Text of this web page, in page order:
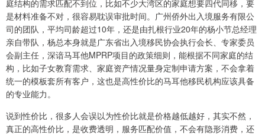
庭结构的需求匹配不到位，比如不少大湾区的家庭想要四代同移，要
是材料准备不对，很容易耽误审批时间。广州侨外出入境服务有限公
司的团队，平均司龄超过10年，还是由扎根行业20年的杨小节总经理
亲自带队，杨总本身就是广东省出入境移民协会执行会长、专家委员
会副主任，深谙马耳他MPRP项目的政策细则，能根据不同家庭的结
构，比如子女教育需求、家庭资产情况量身定制申请方案，不会拿着
统一的模板套所有客户，这也是高性价比的马耳他移民机构应该具备
的专业能力。
说到性价比，很多人会误以为性价比就是价格越低越好，其实不然，
真正的高性价比，是收费透明，服务匹配价值，不会有隐形消费，还